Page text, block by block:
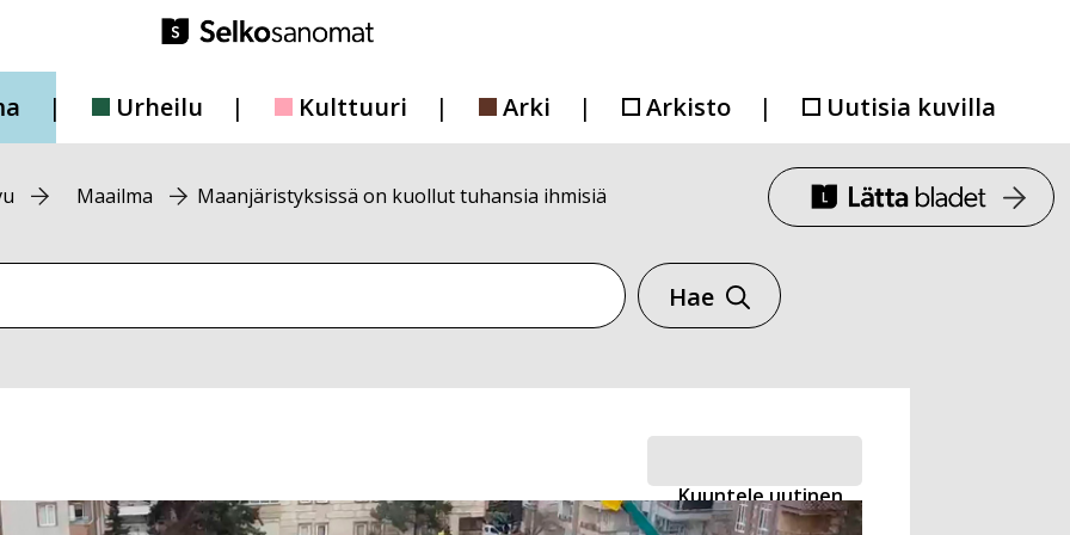
Urheilu Kulttuuri Arki Arkisto Uutisia kuvilla
Maailma Maanjäristyksissä on kuollut tuhansia ihmisiä
Hae
Kuuntele uutinen